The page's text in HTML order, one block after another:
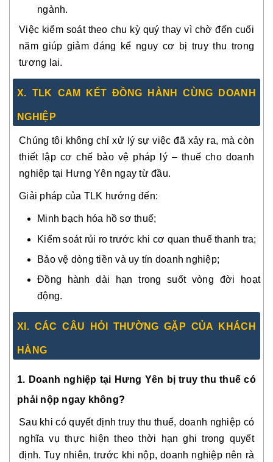
ngành.
Việc kiểm soát theo chu kỳ quý thay vì chờ đến cuối
năm giúp giảm đáng kể nguy cơ bị truy thu trong
tương lai.
X. TLK CAM KẾT ĐỒNG HÀNH CÙNG DOANH
NGHIỆP
Chúng tôi không chỉ xử lý sự việc đã xảy ra, mà còn
thiết lập cơ chế bảo vệ pháp lý – thuế cho doanh
nghiệp tại Hưng Yên ngay từ đầu.
Giải pháp của TLK hướng đến:
Minh bạch hóa hồ sơ thuế;
Kiểm soát rủi ro trước khi cơ quan thuế thanh tra;
Bảo vệ dòng tiền và uy tín doanh nghiệp;
Đồng hành dài hạn trong suốt vòng đời hoạt
động.
XI. CÁC CÂU HỎI THƯỜNG GẶP CỦA KHÁCH
HÀNG
1. Doanh nghiệp tại Hưng Yên bị truy thu thuế có
phải nộp ngay không?
Sau khi có quyết định truy thu thuế, doanh nghiệp có
nghĩa vụ thực hiện theo thời hạn ghi trong quyết
định. Tuy nhiên, trước khi nộp, doanh nghiệp nên rà